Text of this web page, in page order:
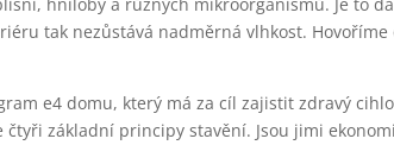
tak nezůstává nadměrná vlhkost.
e4 domu, který má za cíl zajistit zdravý
základní principy stavění. Jsou jimi